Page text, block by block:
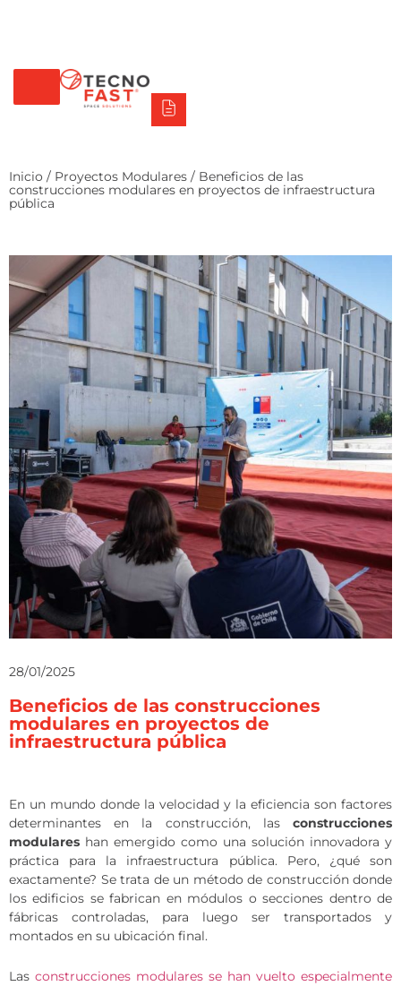
Inicio / Proyectos Modulares / Beneficios de las
construcciones modulares en proyectos de infraestructura
pública
28/01/2025
Beneficios de las construcciones
modulares en proyectos de
infraestructura pública
En un mundo donde la velocidad y la eficiencia son factores
determinantes en la construcción, las construcciones
modulares han emergido como una solución innovadora y
práctica para la infraestructura pública. Pero, ¿qué son
exactamente? Se trata de un método de construcción donde
los edificios se fabrican en módulos o secciones dentro de
fábricas controladas, para luego ser transportados y
montados en su ubicación final.
Las construcciones modulares se han vuelto especialmente